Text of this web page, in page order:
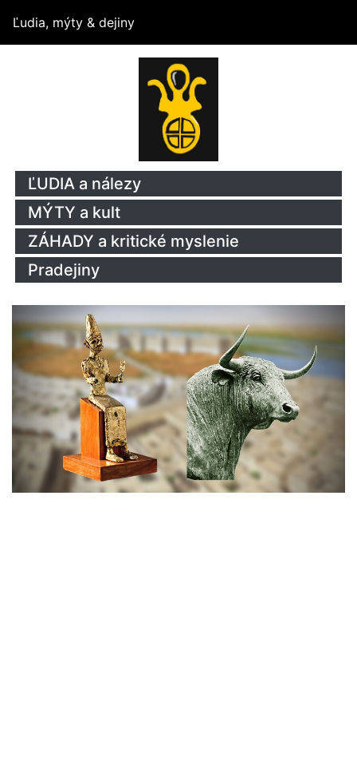
Ľudia, mýty & dejiny
ĽUDIA a nálezy
MÝTY a kult
ZÁHADY a kritické myslenie
Pradejiny